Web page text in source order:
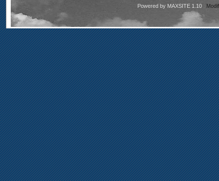
Powered by MAXSITE 1.10